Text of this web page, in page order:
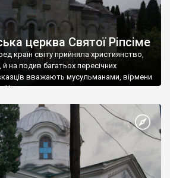
церква Святої Ріпсіме
країн світу прийняла християнство,
на подив багатьох пересічних
вважають мусульманами, вірмени
Христа